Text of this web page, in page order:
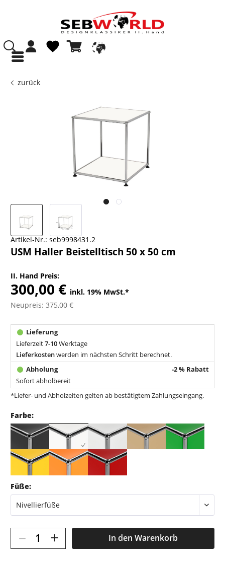
zurück
Artikel-Nr.: seb9998431.2
USM Haller Beistelltisch 50 x 50 cm
II. Hand Preis:
300,00 € inkl. 19% MwSt.*
Neupreis: 375,00 €
Lieferzeit7-10Werktage
Lieferkostenwerden im nächsten Schritt berechnet.
-2 % Rabatt
Sofort abholbereit
*Liefer- und Abholzeiten gelten ab bestätigtem Zahlungseingang.
Farbe:
Füße:
– + In den Warenkorb